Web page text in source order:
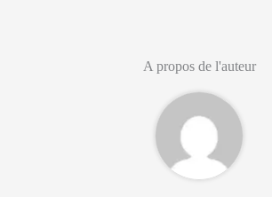
A propos de l'auteur